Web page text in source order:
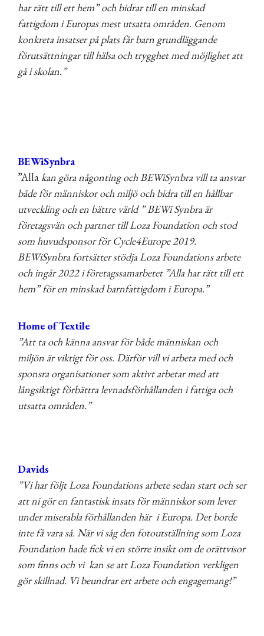
har rätt till ett hem” och bidrar till en minskad
fattigdom i Europas mest utsatta områden. Genom
konkreta insatser på plats får barn grundläggande
förutsättningar till hälsa och trygghet med möjlighet att
gå i skolan.”
BEWiSynbra
”Allakan göra någonting och BEWiSynbra vill ta ansvar
både för människor och miljö och bidra till en hållbar
utveckling och en bättre värld ” BEWi Synbra är
företagsvän och partner till Loza Foundation och stod
som huvudsponsor för Cycle4Europe 2019.
BEWiSynbrafortsätter stödja Loza Foundations arbete
och ingår 2022 i företagssamarbetet ”Alla har rätt till ett
hem” för en minskad barnfattigdom i Europa.”
Home of Textile
”Att ta och känna ansvar för både människan och
miljön är viktigt för oss. Därför vill vi arbeta med och
sponsra organisationer som aktivt arbetar med att
långsiktigt förbättra levnadsförhållanden i fattiga och
utsatta områden.”
Davids
”Vi har följt Loza Foundations arbete sedan start och ser
att ni gör en fantastisk insats för människor som lever
under miserabla förhållanden här i Europa. Det borde
inte få vara så. När vi såg den fotoutställning som Loza
Foundation hade fick vi en större insikt om de orättvisor
som finns och vi kan se att Loza Foundation verkligen
gör skillnad. Vi beundrar ert arbete och engagemang!”